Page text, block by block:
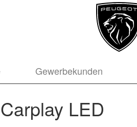
Gewerbekunden
LED